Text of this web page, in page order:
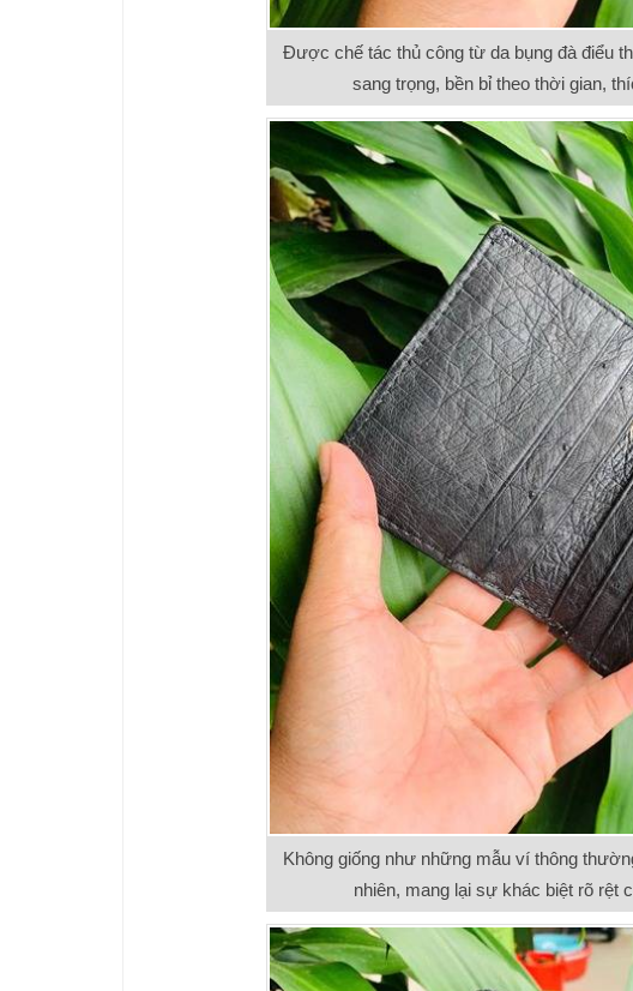
Được chế tác thủ công từ da bụng đà điểu
sang trọng, bền bỉ theo thời gian,
Không giống như những mẫu ví thông
nhiên, mang lại sự khác biệt rõ rệt